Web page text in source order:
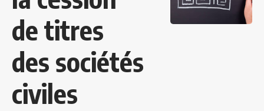
de titres
des sociétés
civiles